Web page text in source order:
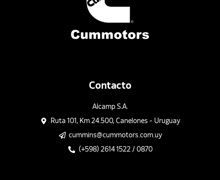
Contacto
Alcamp S.A.
Ruta 101, Km 24.500, Canelones - Uruguay
cummins@cummotors.com.uy
(+598) 2614 1522 / 0870